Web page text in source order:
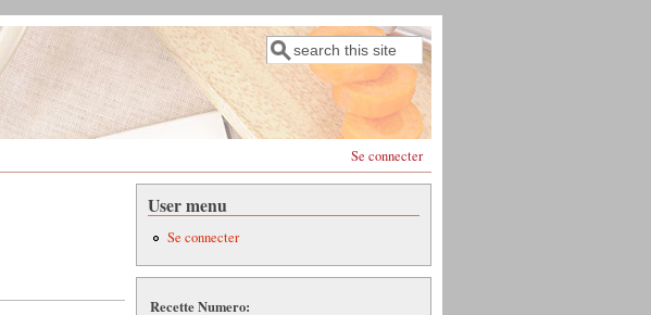
Formulaire de recherche
Rechercher
Se connecter
User menu
Se connecter
Recette Numero: